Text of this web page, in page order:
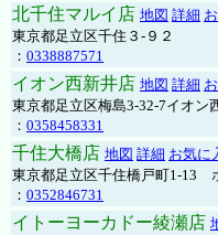
北千住マルイ店 地図 詳細
東京都足立区千住３-９２
： 0338887571
イオン西新井店 地図 詳細
東京都足立区梅島3-32-7イオン
： 0358458331
千住大橋店 地図 詳細 お気に
東京都足立区千住橋戸町1-13
： 0352846731
イトーヨーカドー綾瀬店